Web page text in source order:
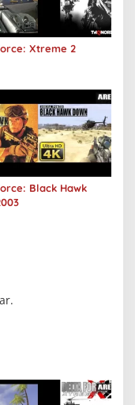
Xtreme 2
Black Hawk